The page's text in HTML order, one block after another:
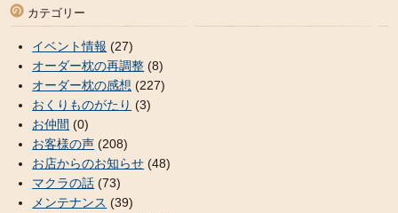
カテゴリー
イベント情報 (27)
オーダー枕の再調整 (8)
オーダー枕の感想 (227)
おくりものがたり (3)
お仲間 (0)
お客様の声 (208)
お店からのお知らせ (48)
マクラの話 (73)
メンテナンス (39)